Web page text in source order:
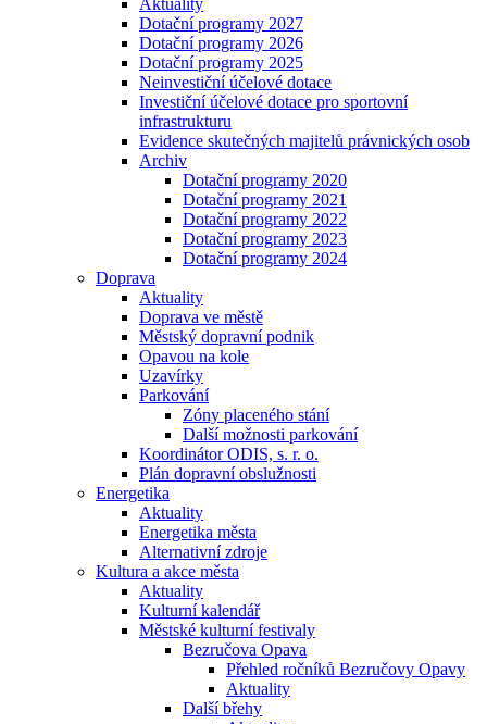
Aktuality
Dotační programy 2027
Dotační programy 2026
Dotační programy 2025
Neinvestiční účelové dotace
Investiční účelové dotace pro sportovní
infrastrukturu
Evidence skutečných majitelů právnických osob
Archiv
Dotační programy 2020
Dotační programy 2021
Dotační programy 2022
Dotační programy 2023
Dotační programy 2024
Doprava
Aktuality
Doprava ve městě
Městský dopravní podnik
Opavou na kole
Uzavírky
Parkování
Zóny placeného stání
Další možnosti parkování
Koordinátor ODIS, s. r. o.
Plán dopravní obslužnosti
Energetika
Aktuality
Energetika města
Alternativní zdroje
Kultura a akce města
Aktuality
Kulturní kalendář
Městské kulturní festivaly
Bezručova Opava
Přehled ročníků Bezručovy Opavy
Aktuality
Další břehy